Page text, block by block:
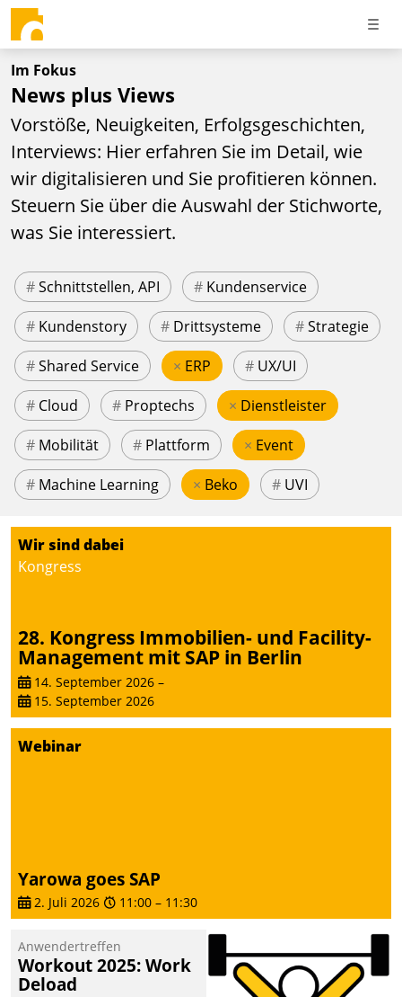
Im Fokus
News plus Views
Vorstöße, Neuigkeiten, Erfolgsgeschichten,
Interviews: Hier erfahren Sie im Detail, wie
wir digitalisieren und Sie profitieren können.
Steuern Sie über die Auswahl der Stichworte,
was Sie interessiert.
#Schnittstellen, API # Kundenservice
# Kundenstory # Drittsysteme #Strategie
#Shared Service × ERP # UX/UI
# Cloud # Proptechs × Dienstleister
# Mobilität # Plattform × Event
# Machine Learning × Beko # UVI
Wir sind dabei
Kongress
28. Kongress Immobilien- und Facility-
Management mit SAP in Berlin
14. September 2026 –
15. September 2026
Webinar
Yarowa goes SAP
2. Juli 2026 11:00 – 11:30
Anwendertreffen
Workout 2025: Work
Deload